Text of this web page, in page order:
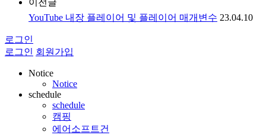
YouTube 내장 플레이어 및 플레이어 매개변수 23.04.10
로그인
로그인 회원가입
Notice
Notice
schedule
schedule
캠핑
에어소프트건